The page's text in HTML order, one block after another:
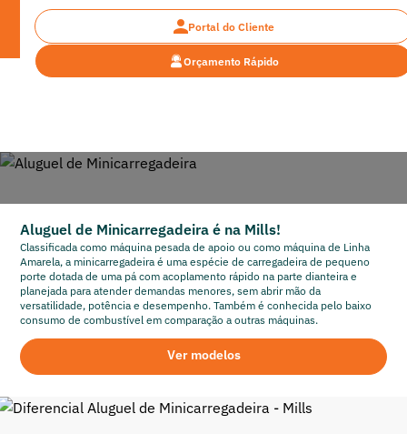
Orçamento Rápido
Portal do Cliente
Aluguel de Minicarregadeira é na Mills!
Classificada como máquina pesada de apoio ou como máquina de Linha
Amarela, a minicarregadeira é uma espécie de carregadeira de pequeno
porte dotada de uma pá com acoplamento rápido na parte dianteira e
planejada para atender demandas menores, sem abrir mão da
versatilidade, potência e desempenho. Também é conhecida pelo baixo
consumo de combustível em comparação a outras máquinas.
Ver modelos